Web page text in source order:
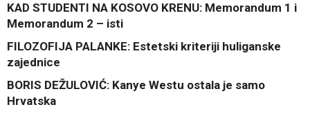
KAD STUDENTI NA KOSOVO KRENU: Memorandum 1 i
Memorandum 2 – isti
FILOZOFIJA PALANKE: Estetski kriteriji huliganske
zajednice
BORIS DEŽULOVIĆ: Kanye Westu ostala je samo
Hrvatska